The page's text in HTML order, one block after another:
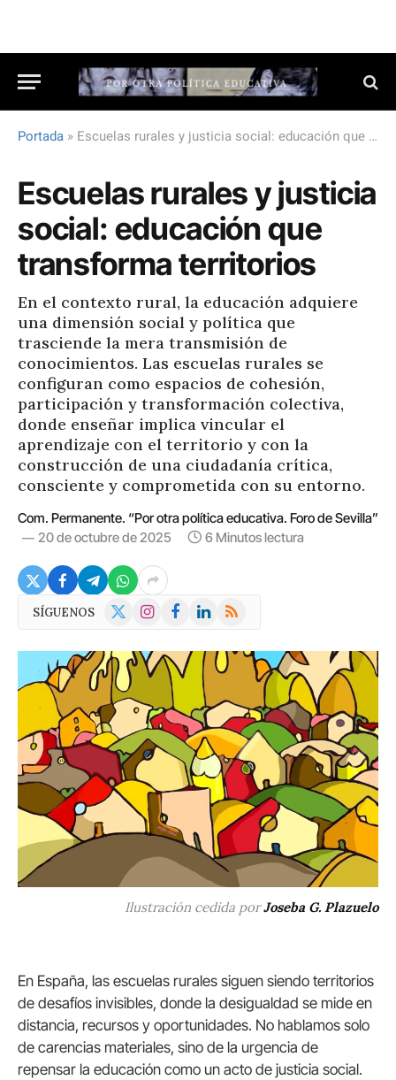
Portada » Escuelas rurales y justicia social: educación que transforma territorios
Escuelas rurales y justicia
social: educación que
transforma territorios
En el contexto rural, la educación adquiere
una dimensión social y política que
trasciende la mera transmisión de
conocimientos. Las escuelas rurales se
configuran como espacios de cohesión,
participación y transformación colectiva,
donde enseñar implica vincular el
aprendizaje con el territorio y con la
construcción de una ciudadanía crítica,
consciente y comprometida con su entorno.
Com. Permanente. “Por otra política educativa. Foro de Sevilla”
20 de octubre de 2025
6 Minutos lectura
SÍGUENOS
(Twitter)
InstagramFacebookLinkedIn
RSS
Ilustración cedida porJoseba G. Plazuelo
En España, las escuelas rurales siguen siendo territorios
de desafíos invisibles, donde la desigualdad se mide en
distancia, recursos y oportunidades. No hablamos solo
de carencias materiales, sino de la urgencia de
repensar la educación como un acto de justicia social.